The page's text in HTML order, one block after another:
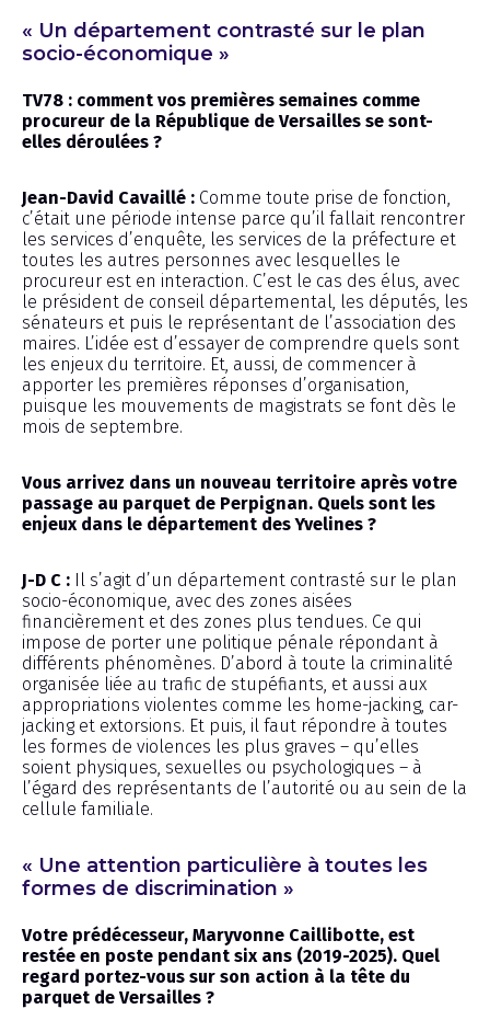
« Un département contrasté sur le plan
socio-économique »
TV78 : comment vos premières semaines comme
procureur de la République de Versailles se sont-
elles déroulées ?
Jean-David Cavaillé : Comme toute prise de fonction,
c’était une période intense parce qu’il fallait rencontrer
les services d’enquête, les services de la préfecture et
toutes les autres personnes avec lesquelles le
procureur est en interaction. C’est le cas des élus, avec
le président de conseil départemental, les députés, les
sénateurs et puis le représentant de l’association des
maires. L’idée est d’essayer de comprendre quels sont
les enjeux du territoire. Et, aussi, de commencer à
apporter les premières réponses d’organisation,
puisque les mouvements de magistrats se font dès le
mois de septembre.
Vous arrivez dans un nouveau territoire après votre
passage au parquet de Perpignan. Quels sont les
enjeux dans le département des Yvelines ?
J-D C : Il s’agit d’un département contrasté sur le plan
socio-économique, avec des zones aisées
financièrement et des zones plus tendues. Ce qui
impose de porter une politique pénale répondant à
différents phénomènes. D’abord à toute la criminalité
organisée liée au trafic de stupéfiants, et aussi aux
appropriations violentes comme les home-jacking, car-
jacking et extorsions. Et puis, il faut répondre à toutes
les formes de violences les plus graves – qu’elles
soient physiques, sexuelles ou psychologiques – à
l’égard des représentants de l’autorité ou au sein de la
cellule familiale.
« Une attention particulière à toutes les
formes de discrimination »
Votre prédécesseur, Maryvonne Caillibotte, est
restée en poste pendant six ans (2019-2025). Quel
regard portez-vous sur son action à la tête du
parquet de Versailles ?